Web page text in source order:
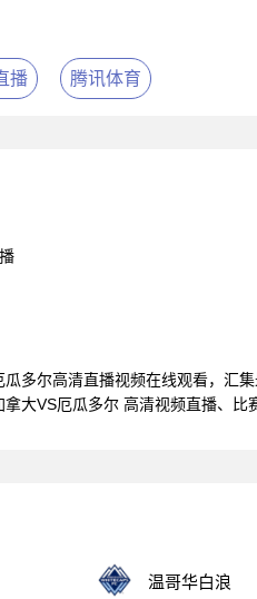
播 腾讯体育
多尔高清直播视频在线观看，汇
大VS厄瓜多尔 高清视频直播、比
温哥华白浪